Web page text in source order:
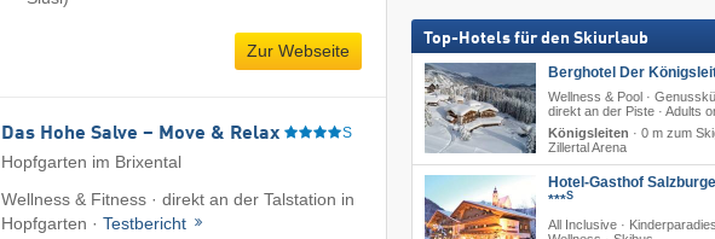
Zur Webseite
Das Hohe Salve – Move & Relax S
Hopfgarten im Brixental
Wellness & Fitness · direkt an der Talstation in
Hopfgarten · Testbericht
Top-Hotels für den Skiurlaub
Berghotel Der
Wellness & Pool ·
direkt an der Piste · Adults
Königsleiten · 0 m zum
Zillertal Arena
Hotel-Gasthof
***S
All Inclusive ·